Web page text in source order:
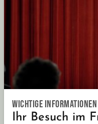
wichtige Informationen
Ihr Besuch im